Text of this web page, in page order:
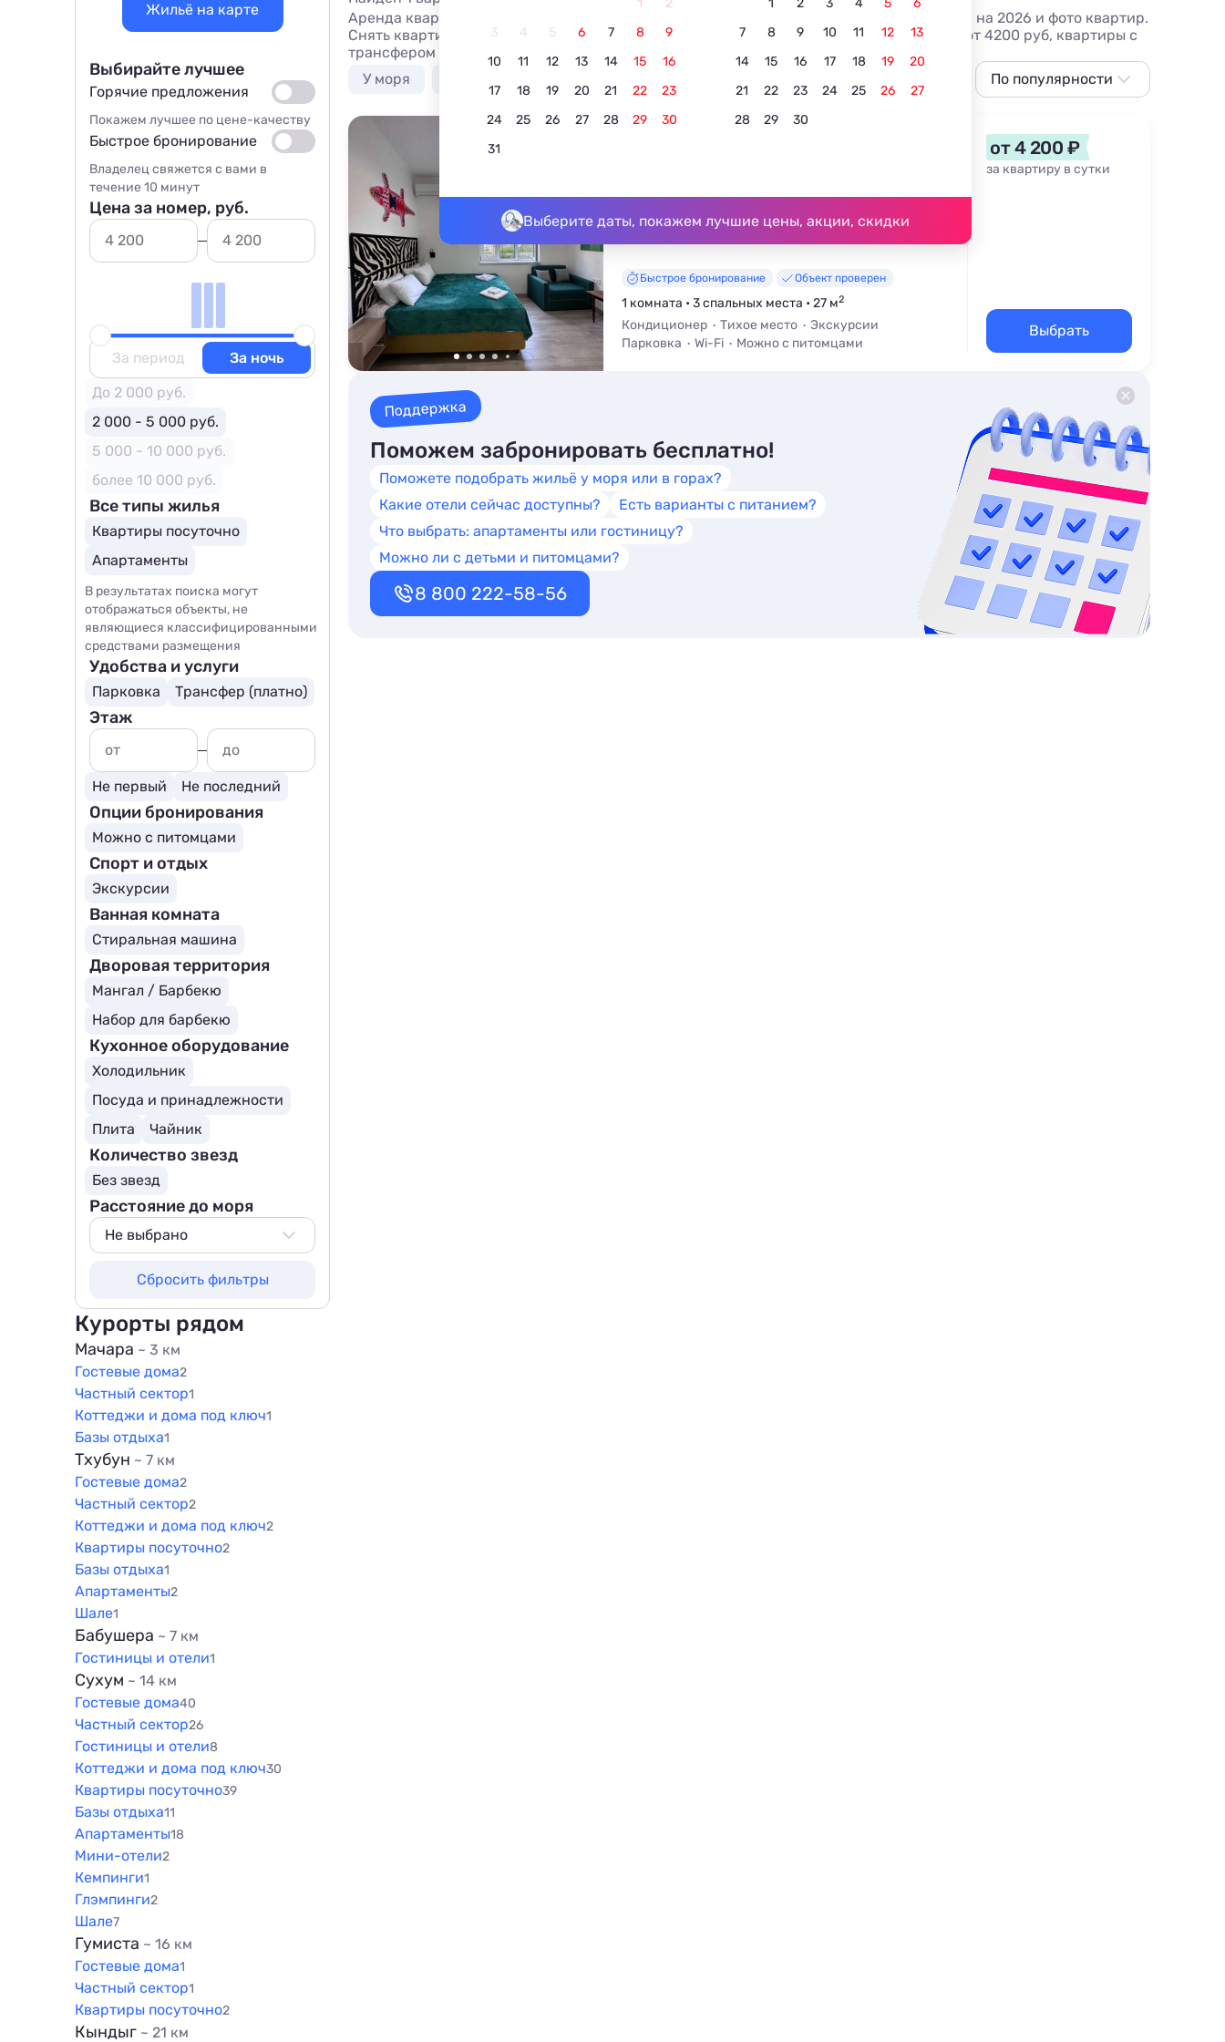
1
2
3
4 5 6 7 8
9
10
11 12 13 14 15
16
17
18 19 20 21 22
23
24
25 26 27 28 29
30
31
1 2 3 4 5
6
7
8 9 10 11 12
13
14
15 16 17 18 19
20
21
22 23 24 25 26
27
28
29 30
Выберите даты, покажем лучшие цены, акции, скидки
Аренда квартир в Гулрыпше, посуточно или на длительный срок. Объявления с ценами на 2026 и фото квартир.
Снять квартиру для отдыха у моря недорого и без посредников - более 10 вариантов, от 4200 руб, квартиры с
трансфером (платно), стиральной машиной и холодильником.
У моря
Однокомнатные
По популярности
Сначала дешевле
Сначала дороже
Гулрыпш, Мачара село, Абжуйское шоссе, 9
Быстрое бронирование Объект проверен
1 комната • 3 спальных места • 27 м2
Кондиционер Тихое место
Экскурсии
Парковка
Wi-Fi
Можно с питомцами
от 4 200 ₽
за квартиру в сутки
Выбрать
Поддержка
Поможем забронировать бесплатно!
Поможете подобрать жильё у моря или в горах?
Какие отели сейчас доступны?
Есть варианты с питанием?
Что выбрать: апартаменты или гостиницу?
Можно ли с детьми и питомцами?
8 800 222-58-56
Жильё на карте
Выбирайте лучшее
Горячие предложения
Покажем лучшее по цене-качеству
Быстрое бронирование
Владелец свяжется с вами в
течение 10 минут
Цена за номер, руб.
За период
За ночь
До 2 000 руб.
2 000 - 5 000 руб.
5 000 - 10 000 руб.
более 10 000 руб.
Все типы жилья
Квартиры посуточно
Апартаменты
В результатах поиска могут
отображаться объекты, не
являющиеся классифицированными
средствами размещения
Удобства и услуги
Парковка Трансфер (платно)
Этаж
Не первый Не последний
Опции бронирования
Можно с питомцами
Спорт и отдых
Экскурсии
Ванная комната
Стиральная машина
Дворовая территория
Мангал / Барбекю
Набор для барбекю
Кухонное оборудование
Холодильник
Посуда и принадлежности
Плита
Чайник
Количество звезд
Без звезд
Расстояние до моря
Не выбрано
800 м
1000 м
1500 м
Сбросить фильтры
Курорты рядом
Мачара ~ 3 км
Гостевые дома2
Частный сектор1
Коттеджи и дома под ключ1
Базы отдыха1
Тхубун ~ 7 км
Гостевые дома2
Частный сектор2
Коттеджи и дома под ключ2
Квартиры посуточно2
Базы отдыха1
Апартаменты2
Шале1
Бабушера ~ 7 км
Гостиницы и отели1
Сухум ~ 14 км
Гостевые дома40
Частный сектор26
Гостиницы и отели8
Коттеджи и дома под ключ30
Квартиры посуточно39
Базы отдыха11
Апартаменты18
Мини-отели2
Кемпинги1
Глэмпинги2
Шале7
Гумиста ~ 16 км
Гостевые дома1
Частный сектор1
Квартиры посуточно2
Кындыг ~ 21 км